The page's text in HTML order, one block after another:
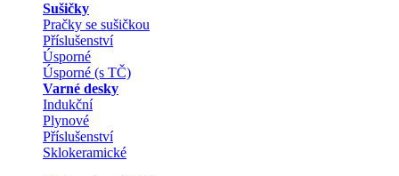
Sušičky
Pračky se sušičkou
Příslušenství
Úsporné
Úsporné (s TČ)
Varné desky
Indukční
Plynové
Příslušenství
Sklokeramické